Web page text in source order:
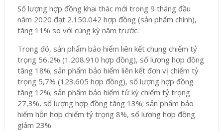
Số lượng hợp đồng khai thác mới trong 9 tháng đầu
năm 2020 đạt 2.150.042 hợp đồng (sản phẩm chính),
tăng 11% so với cùng kỳ năm trước.
Trong đó, sản phẩm bảo hiểm liên kết chung chiếm tỷ
trọng 56,2% (1.208.910 hợp đồng), số lượng hợp đồng
tăng 18%; sản phẩm bảo hiểm liên kết đơn vị chiếm tỷ
trọng 5,7% (123.605 hợp đồng), số lượng hợp đồng
tăng 12%; sản phẩm bảo hiểm tử kỳ chiếm tỷ trọng
27,3%, số lượng hợp đồng tăng 13%; sản phẩm bảo
hiểm hỗn hợp chiếm tỷ trọng 8%, số lượng hợp đồng
giảm 23%.